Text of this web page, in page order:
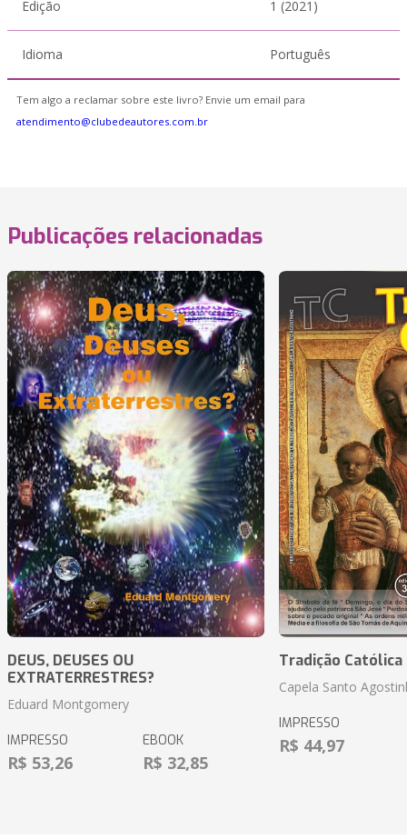
Edição 1 (2021)
Idioma Português
Tem algo a reclamar sobre este livro? Envie um email para
atendimento@clubedeautores.com.br
Publicações relacionadas
DEUS, DEUSES OU
EXTRATERRESTRES?
Eduard Montgomery
IMPRESSO
R$ 53,26
EBOOK
R$ 32,85
Tradição Católica
Capela Santo
IMPRESSO
R$ 44,97